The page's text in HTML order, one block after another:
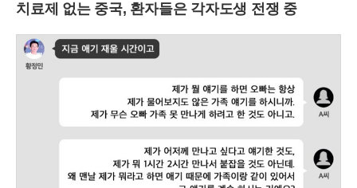
치료제 없는 중국, 환자들은 각자도생 전쟁 중